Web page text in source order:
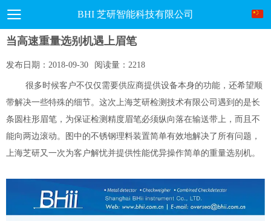
BHI 芝研智能科技有限公司
当高速重量选别机遇上眉笔
发布日期： 2018-09-30 阅读量： 2218
很多时候客户不仅仅需要供应商提供设备本身的功能，还希望顺
带解决一些特殊的细节。这次上海芝研检测技术有限公司遇到的是长
条圆柱形眉笔，为保证检测精度眉笔必须纵向落在输送带上，而且不
能向两边滚动。图中的不锈钢理料装置简单有效地解决了所有问题，
上海芝研又一次为客户解忧并提供性能优异操作简单的重量选别机。